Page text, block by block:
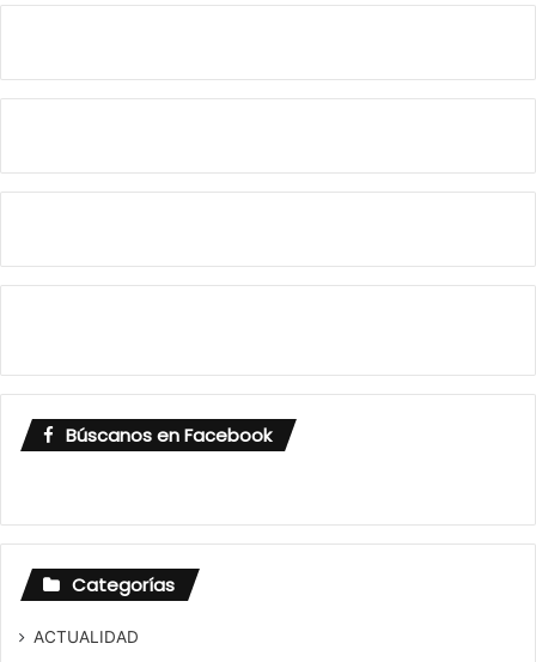
Búscanos en Facebook
Categorías
ACTUALIDAD